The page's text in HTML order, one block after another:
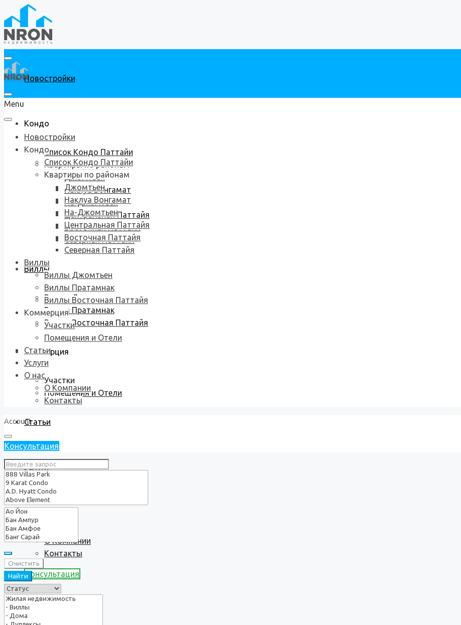
Новостройки
Кондо
Список Кондо Паттайи
Квартиры по районам
Джомтьен
Наклуа Вонгамат
На-Джомтьен
Центральная Паттайя
Восточная Паттайя
Северная Паттайя
Виллы
Виллы Джомтьен
Виллы Пратамнак
Виллы Восточная Паттайя
Коммерция
Участки
Помещения и Отели
Статьи
Услуги
О нас
О Компании
Контакты
Консультация
Menu
Новостройки
Кондо
Список Кондо Паттайи
Квартиры по районам
Джомтьен
Наклуа Вонгамат
На-Джомтьен
Центральная Паттайя
Восточная Паттайя
Северная Паттайя
Виллы
Виллы Джомтьен
Виллы Пратамнак
Виллы Восточная Паттайя
Коммерция
Участки
Помещения и Отели
Статьи
Услуги
О нас
О Компании
Контакты
Account
Консультация
Очистить
Найти